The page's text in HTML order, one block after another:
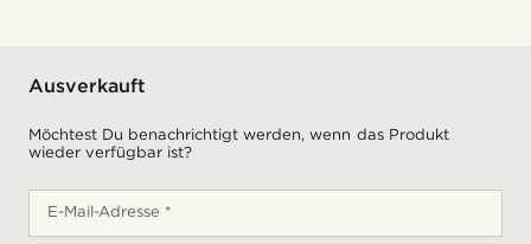
Ausverkauft
Möchtest Du benachrichtigt werden, wenn das Produkt
wieder verfügbar ist?
E-Mail-Adresse *